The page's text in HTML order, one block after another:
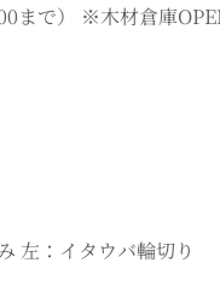
で） ※木材倉庫
：イタウバ輪切